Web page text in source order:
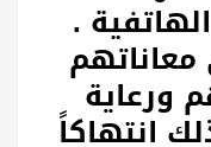
.
ورعاية
انتهاكاً